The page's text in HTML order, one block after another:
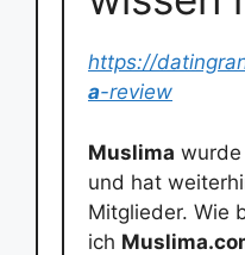
https://
a-review
Muslima
und hat
Mitglieder. Wie
ich